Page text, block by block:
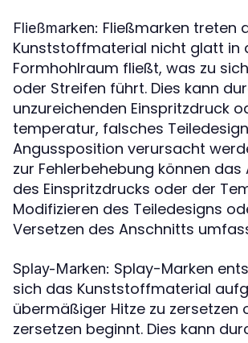
Fließmarken: Fließmarken treten
Kunststoffmaterial nicht glatt in
Formhohlraum fließt, was zu
oder Streifen führt. Dies kann
unzureichenden Einspritzdruck
temperatur, falsches
Angussposition verursacht
zur Fehlerbehebung können das
des Einspritzdrucks oder der
Modifizieren des Teiledesigns
Versetzen des Anschnitts
Splay-Marken: Splay-Marken
sich das Kunststoffmaterial
übermäßiger Hitze zu zersetzen
zersetzen beginnt. Dies kann